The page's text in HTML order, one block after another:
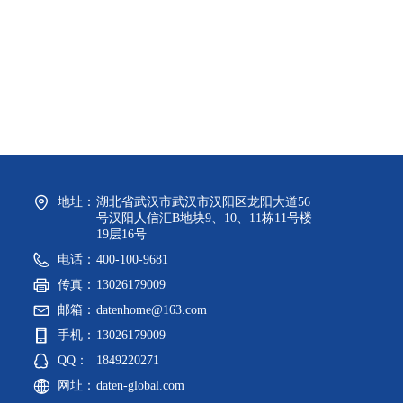
地址： 湖北省武汉市武汉市汉阳区龙阳大道56
号汉阳人信汇B地块9、10、11栋11号楼
19层16号
电话： 400-100-9681
传真： 13026179009
邮箱： datenhome@163.com
手机： 13026179009
QQ：
1849220271
网址： daten-global.com